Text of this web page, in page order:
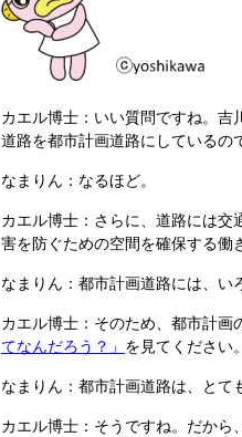
カエル博士：いい質問ですね。吉
道路を都市計画道路にしているの
なまりん：なるほど。
カエル博士：さらに、道路には交
害を防ぐための空間を確保する働
なまりん：都市計画道路には、い
カエル博士：そのため、都市計画
てなんだろう？」 を見てください。
なまりん：都市計画道路は、とて
カエル博士：そうですね。だから